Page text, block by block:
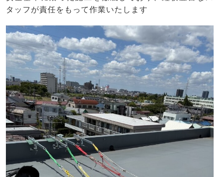
タッフが責任をもって作業いたします